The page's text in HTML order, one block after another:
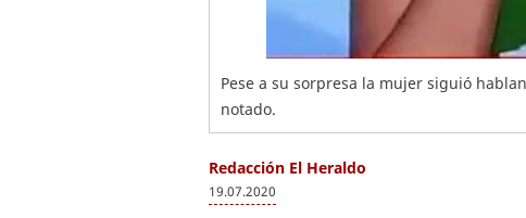
Pese a su sorpresa la mujer siguió
notado.
Redacción El Heraldo
19.07.2020